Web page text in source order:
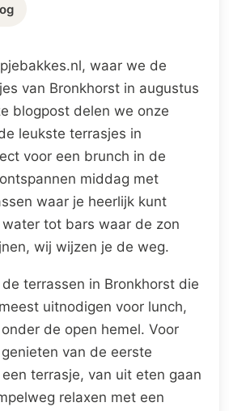
waar we de
van Bronkhorst in augustus
blogpost delen we onze
leukste terrasjes in
voor een brunch in de
middag met
waar je heerlijk kunt
tot bars waar de zon
wij wijzen je de weg.
terrassen in Bronkhorst die
uitnodigen voor lunch,
de open hemel. Voor
van de eerste
terrasje, van uit eten gaan
relaxen met een